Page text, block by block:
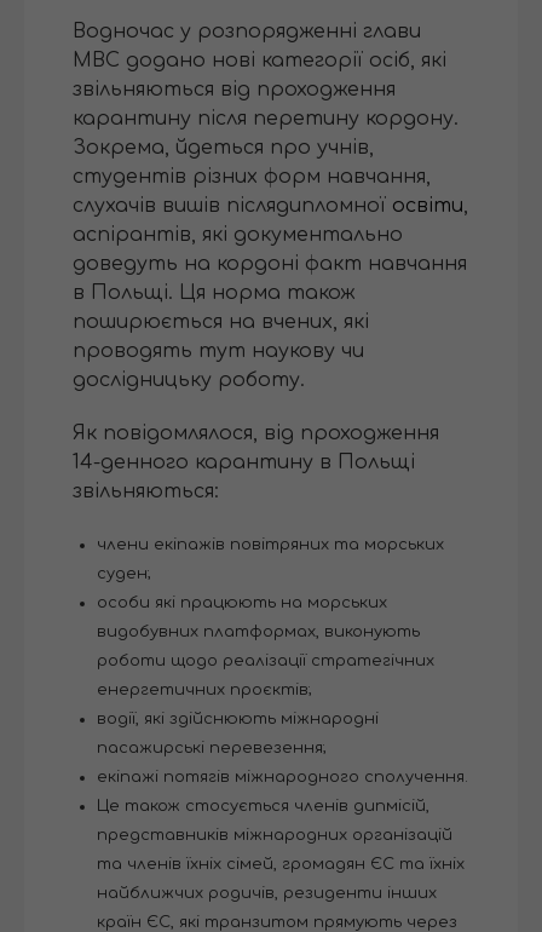
Водночас у розпорядженні глави
МВС додано нові категорії осіб, які
звільняються від проходження
карантину після перетину кордону.
Зокрема, йдеться про учнів,
студентів різних форм навчання,
слухачів вишів післядипломної освіти,
аспірантів, які документально
доведуть на кордоні факт навчання
в Польщі. Ця норма також
поширюється на вчених, які
проводять тут наукову чи
дослідницьку роботу.
Як повідомлялося, від проходження
14-денного карантину в Польщі
звільняються:
члени екіпажів повітряних та морських
суден;
особи які працюють на морських
видобувних платформах, виконують
роботи щодо реалізації стратегічних
енергетичних проєктів;
водії, які здійснюють міжнародні
пасажирські перевезення;
екіпажі потягів міжнародного сполучення.
Це також стосується членів дипмісій,
представників міжнародних організацій
та членів їхніх сімей, громадян ЄС та їхніх
найближчих родичів, резиденти інших
країн ЄС, які транзитом прямують через